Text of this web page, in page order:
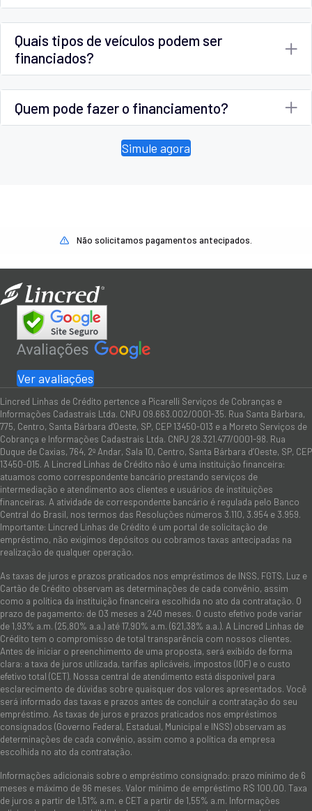
Quais tipos de veículos podem ser
financiados?
Quem pode fazer o financiamento?
Simule agora
Não solicitamos pagamentos antecipados.
Ver avaliações
Lincred Linhas de Crédito pertence a Picarelli Serviços de Cobranças e
Informações Cadastrais Ltda. CNPJ 09.663.002/0001-35. Rua Santa Bárbara,
775, Centro, Santa Bárbara d'Oeste, SP, CEP 13450-013 e a Moreto Serviços de
Cobrança e Informações Cadastrais Ltda. CNPJ 28.321.477/0001-98. Rua
Duque de Caxias, 764, 2º Andar, Sala 10, Centro, Santa Bárbara d’Oeste, SP, CEP
13450-015. A Lincred Linhas de Crédito não é uma instituição financeira:
atuamos como correspondente bancário prestando serviços de
intermediação e atendimento aos clientes e usuários de instituições
financeiras. A atividade de correspondente bancário é regulada pelo Banco
Central do Brasil, nos termos das Resoluções números 3.110, 3.954 e 3.959.
Importante: Lincred Linhas de Crédito é um portal de solicitação de
empréstimo, não exigimos depósitos ou cobramos taxas antecipadas na
realização de qualquer operação.
As taxas de juros e prazos praticados nos empréstimos de INSS, FGTS, Luz e
Cartão de Crédito observam as determinações de cada convênio, assim
como a política da instituição financeira escolhida no ato da contratação. O
prazo de pagamento: de 03 meses a 240 meses. O custo efetivo pode variar
de 1,93% a.m. (25,80% a.a.) até 17,90% a.m. (621,38% a.a.). A Lincred Linhas de
Crédito tem o compromisso de total transparência com nossos clientes.
Antes de iniciar o preenchimento de uma proposta, será exibido de forma
clara: a taxa de juros utilizada, tarifas aplicáveis, impostos (IOF) e o custo
efetivo total (CET). Nossa central de atendimento está disponível para
esclarecimento de dúvidas sobre quaisquer dos valores apresentados. Você
será informado das taxas e prazos antes de concluir a contratação do seu
empréstimo. As taxas de juros e prazos praticados nos empréstimos
consignados (Governo Federal, Estadual, Municipal e INSS) observam as
determinações de cada convênio, assim como a política da empresa
escolhida no ato da contratação.
Informações adicionais sobre o empréstimo consignado: prazo mínimo de 6
meses e máximo de 96 meses. Valor mínimo de empréstimo R$ 100,00. Taxa
de juros a partir de 1,51% a.m. e CET a partir de 1,55% a.m. Informações